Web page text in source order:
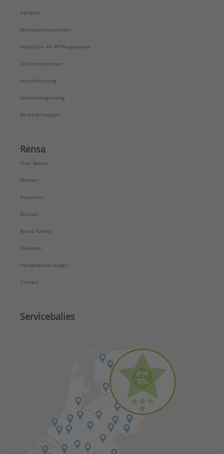
Pompen
Warmwatersystemen
Ventilatie- en WTW-systemen
Zonlichtsystemen
Airconditioning
Verwarming overig
Gereedschappen
Rensa
Over Rensa
Merken
Vacatures
Nieuws
Rensa Family
Diensten
Veelgestelde vragen
Contact
Servicebalies